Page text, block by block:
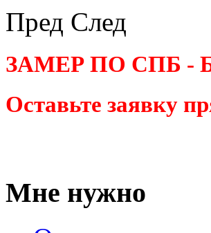
Пред След
ЗАМЕР ПО СПБ -
Оставьте заявку
Мне нужно